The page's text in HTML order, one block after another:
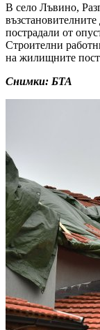
В село Лъвино,
пострадали от
Строителни
на жилищните
Снимки: БТА